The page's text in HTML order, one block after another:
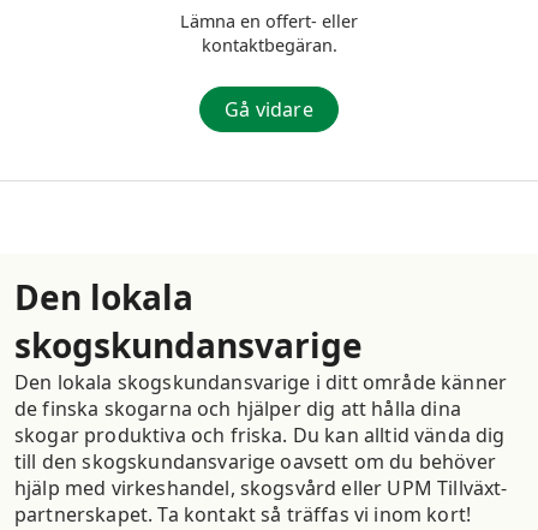
Lämna en offert- eller
kontaktbegäran.
Gå vidare
Den lokala
skogskundansvarige
Den lokala skogskundansvarige i ditt område känner
de finska skogarna och hjälper dig att hålla dina
skogar produktiva och friska. Du kan alltid vända dig
till den skogskundansvarige oavsett om du behöver
hjälp med virkeshandel, skogsvård eller UPM Tillväxt-
partnerskapet. Ta kontakt så träffas vi inom kort!